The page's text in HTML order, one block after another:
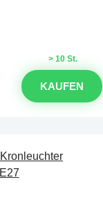
> 10 St.
KAUFEN